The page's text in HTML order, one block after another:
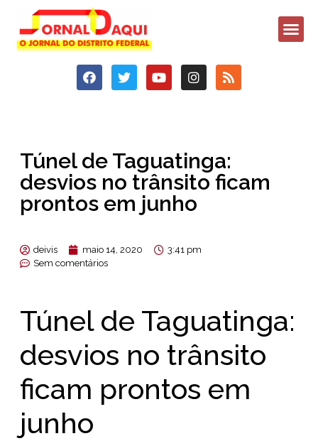
Túnel de Taguatinga:
desvios no trânsito ficam
prontos em junho
deivis maio 14, 2020
3:41 pm
Sem comentários
Túnel de Taguatinga:
desvios no trânsito
ficam prontos em
junho